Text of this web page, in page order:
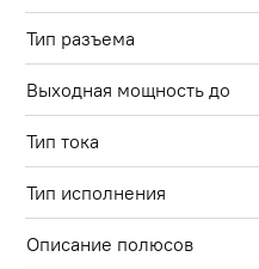
Тип разъема
Выходная мощность до
Тип тока
Тип исполнения
Описание полюсов